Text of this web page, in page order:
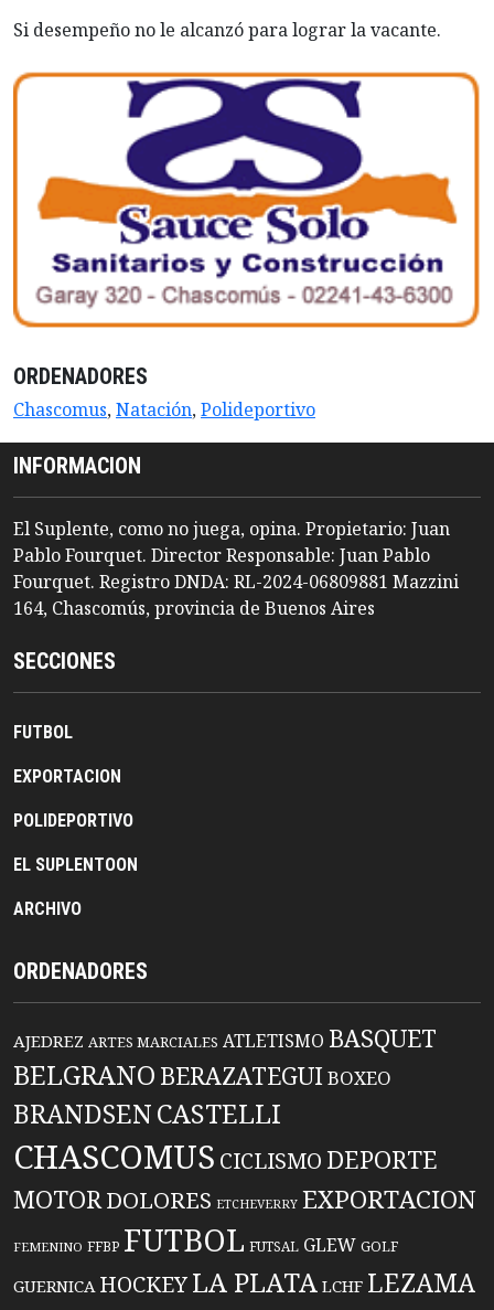
Si desempeño no le alcanzó para lograr la vacante.
ORDENADORES
Chascomus,Natación,Polideportivo
INFORMACION
El Suplente, como no juega, opina. Propietario: Juan
Pablo Fourquet. Director Responsable: Juan Pablo
Fourquet. Registro DNDA: RL-2024-06809881 Mazzini
164, Chascomús, provincia de Buenos Aires
SECCIONES
FUTBOL
EXPORTACION
POLIDEPORTIVO
EL SUPLENTOON
ARCHIVO
ORDENADORES
AJEDREZ ARTES MARCIALES ATLETISMO BASQUET
BELGRANO BERAZATEGUIBOXEO
BRANDSENCASTELLI
CHASCOMUS CICLISMO DEPORTE
MOTORDOLORES ETCHEVERRY EXPORTACION
FEMENINO FFBP FUTBOL FUTSAL GLEW GOLF
GUERNICA HOCKEYLA PLATA LCHF LEZAMA